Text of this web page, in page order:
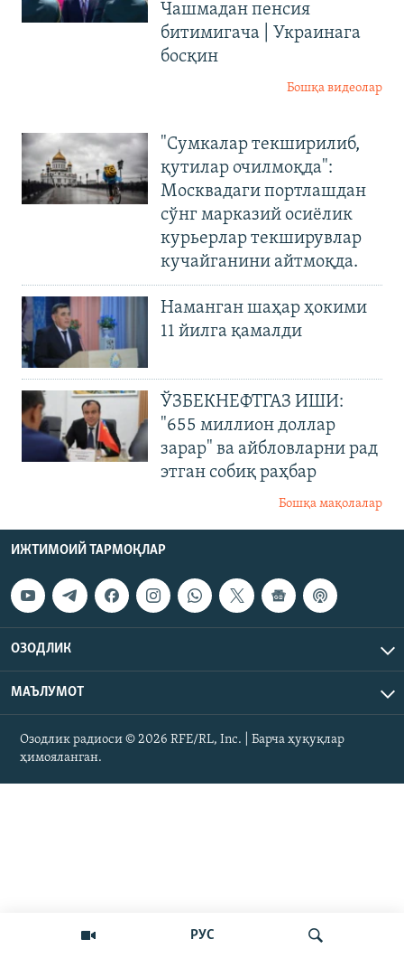
РУС
Чашмадан пенсия
битимигача | Украинага
босқин
Бошқа видеолар
"Сумкалар текширилиб,
қутилар очилмоқда":
Москвадаги портлашдан
сўнг марказий осиёлик
курьерлар текширувлар
кучайганини айтмоқда.
Наманган шаҳар ҳокими
11 йилга қамалди
ЎЗБЕКНЕФТГАЗ ИШИ:
"655 миллион доллар
зарар" ва айбловларни рад
этган собиқ раҳбар
Бошқа мақолалар
ИЖТИМОИЙ ТАРМОҚЛАР
ОЗОДЛИК
МАЪЛУМОТ
Озодлик радиоси © 2026 RFE/RL, Inc. | Барча ҳуқуқлар
ҳимояланган.